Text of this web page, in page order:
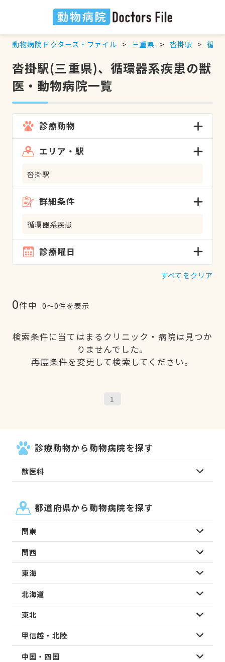
動物病院ドクターズ・ファイル 三重県 沓掛駅 循環
沓掛駅(三重県)、循環器系疾患の獣
医・動物病院一覧
診療動物
エリア・駅
沓掛駅
詳細条件
循環器系疾患
診療曜日
すべてをクリア
0件中 0〜0件を表示
検索条件に当てはまるクリニック・病院は見つか
りませんでした。
再度条件を変更して検索してください。
1
診療動物から動物病院を探す
獣医科
都道府県から動物病院を探す
関東
関西
東海
北海道
東北
甲信越・北陸
中国・四国